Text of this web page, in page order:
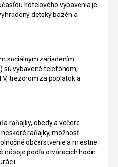
hotelového vybavenia je
detský bazén a
sociálnym zariadením
sú vybavené telefónom,
trezorom za poplatok a
raňajky, obedy a večere
raňajky, možnosť
občerstvenie a miestne
nápoje podľa otváracích hodín